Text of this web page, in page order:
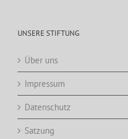
UNSERE STIFTUNG
Über uns
Impressum
Datenschutz
Satzung